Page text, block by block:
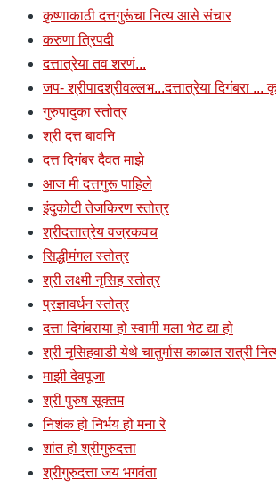
कृष्णाकाठी दत्तगुरूंचा नित्य आसे संचार
करुणा त्रिपदी
दत्तात्रेया तव शरणं...
जप- श्रीपादश्रीवल्लभ...दत्तात्रेया दिगंबरा ...
गुरुपादुका स्तोत्र
श्री दत्त बावनि
दत्त दिगंबर दैवत माझे
आज मी दत्तगुरू पाहिले
इंदुकोटी तेजकिरण स्तोत्र
श्रीदत्तात्रेय वज्रकवच
सिद्धीमंगल स्तोत्र
श्री लक्ष्मी नृसिह स्तोत्र
प्रज्ञावर्धन स्तोत्र
दत्ता दिगंबराया हो स्वामी मला भेट द्या हो
श्री नृसिहवाडी येथे चातुर्मास काळात रात्री
माझी देवपूजा
श्री पुरुष सूक्तम
निशंक हो निर्भय हो मना रे
शांत हो श्रीगुरुदत्ता
श्रीगुरुदत्ता जय भगवंता